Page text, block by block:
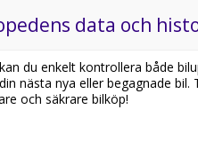
data och
du enkelt kontrollera både
nästa nya eller begagnade
och säkrare bilköp!